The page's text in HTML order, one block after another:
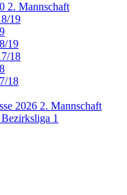
2. Mannschaft
19
19
18
18
2026 2. Mannschaft
1